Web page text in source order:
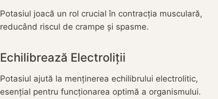
Potasiul joacă un rol crucial în contracția musculară,
reducând riscul de crampe și spasme.
Echilibrează Electroliții
Potasiul ajută la menținerea echilibrului electrolitic,
esențial pentru funcționarea optimă a organismului.